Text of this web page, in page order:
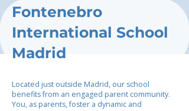
Fontenebro
International School
Madrid
Located just outside Madrid, our school
benefits from an engaged parent community.
You, as parents, foster a dynamic and